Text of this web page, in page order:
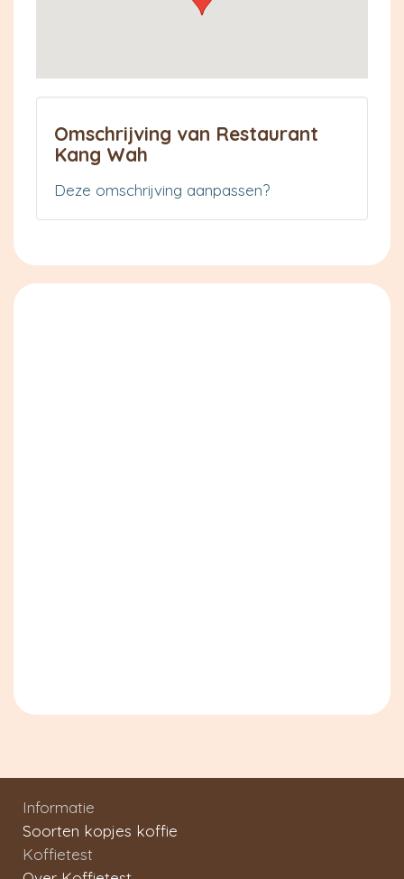
Omschrijving van Restaurant
Kang Wah
Deze omschrijving aanpassen?
Informatie
Soorten kopjes koffie
Koffietest